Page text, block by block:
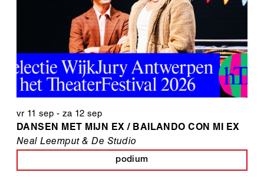
vr 11 sep - za 12 sep
DANSEN MET MIJN EX / BAILANDO CON MI EX
Neal Leemput & De Studio
podium